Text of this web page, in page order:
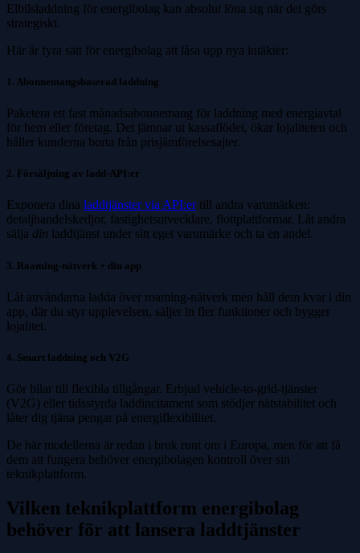
Elbilsladdning för energibolag kan absolut löna sig när det görs
strategiskt.
Här är fyra sätt för energibolag att låsa upp nya intäkter:
1. Abonnemangsbaserad laddning
Paketera ett fast månadsabonnemang för laddning med energiavtal
för hem eller företag. Det jämnar ut kassaflödet, ökar lojaliteten och
håller kunderna borta från prisjämförelsesajter.
2. Försäljning av ladd-API:er
Exponera dina laddtjänster via API:ertill andra varumärken:
detaljhandelskedjor, fastighetsutvecklare, flottplattformar. Låt andra
sälja din laddtjänst under sitt eget varumärke och ta en andel.
3. Roaming-nätverk + din app
Låt användarna ladda över roaming-nätverk men håll dem kvar i din
app, där du styr upplevelsen, säljer in fler funktioner och bygger
lojalitet.
4. Smart laddning och V2G
Gör bilar till flexibla tillgångar. Erbjud vehicle-to-grid-tjänster
(V2G) eller tidsstyrda laddincitament som stödjer nätstabilitet och
låter dig tjäna pengar på energiflexibilitet.
De här modellerna är redan i bruk runt om i Europa, men för att få
dem att fungera behöver energibolagen kontroll över sin
teknikplattform.
Vilken teknikplattform energibolag
behöver för att lansera laddtjänster